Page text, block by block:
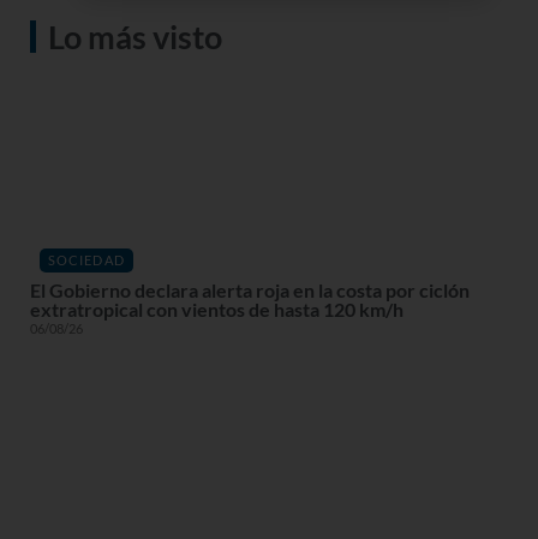
Lo más visto
SOCIEDAD
El Gobierno declara alerta roja en la costa por ciclón
extratropical con vientos de hasta 120 km/h
06/08/26